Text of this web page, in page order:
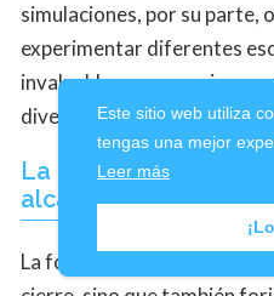
simulaciones, por su parte,
experimentar diferentes
invaluable para reaccionar
diversas objeciones o
La formación como
alcanzar tus
La formación no solo
Este sitio web utiliza
tengas una mejor
Leer más